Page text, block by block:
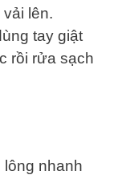
lên.
tay giật
rồi rửa sạch
nhanh